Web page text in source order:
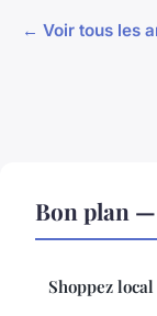
← Voir tous les
Bon plan
Shoppez